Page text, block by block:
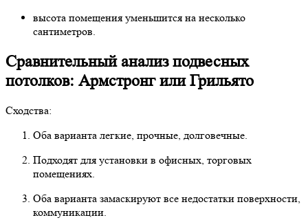
высота помещения уменьшится на несколько
сантиметров.
Сравнительный анализ подвесных
потолков: Армстронг или Грильято
Сходства:
Оба варианта легкие, прочные, долговечные.
Подходят для установки в офисных, торговых
помещениях.
Оба варианта замаскируют все недостатки поверхности,
коммуникации.